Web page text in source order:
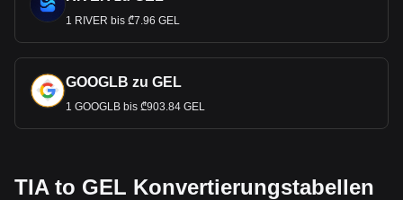
1 RIVER bis ₾7.96 GEL
GOOGLB zu GEL
1 GOOGLB bis ₾903.84 GEL
TIA to GEL Konvertierungstabellen